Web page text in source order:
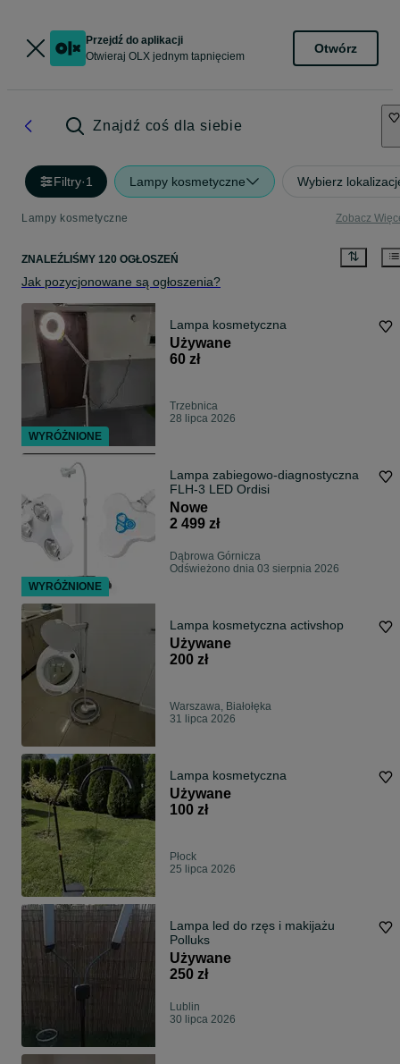
Przejdź do aplikacji
Otwieraj OLX jednym tapnięciem
Otwórz
Znajdź coś dla siebie
Filtry·1 Lampy kosmetyczne Wybierz
Lampy kosmetyczne Zobacz
ZNALEŹLIŚMY 120 OGŁOSZEŃ
Jak pozycjonowane są ogłoszenia?
Lampa kosmetyczna
Używane
60 zł
Trzebnica
28 lipca 2026
Lampa zabiegowo-diagnostyczna
FLH-3 LED Ordisi
Nowe
2 499 zł
Dąbrowa Górnicza
Odświeżono dnia 03 sierpnia 2026
Lampa kosmetyczna activshop
Używane
200 zł
Warszawa, Białołęka
31 lipca 2026
Lampa kosmetyczna
Używane
100 zł
Płock
25 lipca 2026
Lampa led do rzęs i makijażu
Polluks
Używane
250 zł
Lublin
30 lipca 2026
WYRÓŻNIONE
WYRÓŻNIONE